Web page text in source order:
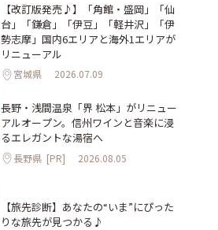
【改訂版発売♪】「角館・盛岡」「仙
台」「鎌倉」「伊豆」「軽井沢」「伊
勢志摩」国内6エリアと海外1エリアが
リニューアル
宮城県 2026.07.09
長野・浅間温泉「界 松本」がリニュー
アルオープン。信州ワインと音楽に浸
るエレガントな湯宿へ
長野県 [PR] 2026.08.05
【旅先診断】あなたの“いま”にぴった
りな旅先が見つかる♪